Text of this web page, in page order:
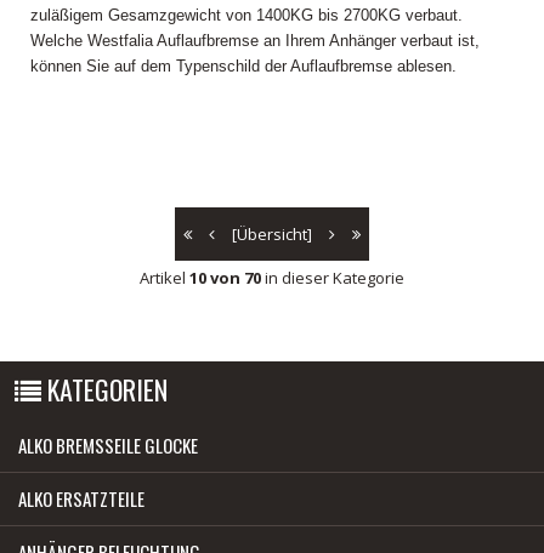
zuläßigem Gesamzgewicht von 1400KG bis 2700KG verbaut.
Welche Westfalia Auflaufbremse an Ihrem Anhänger verbaut ist,
können Sie auf dem Typenschild der Auflaufbremse ablesen.
[Übersicht]
Artikel 10 von 70in dieser Kategorie
KATEGORIEN
ALKO BREMSSEILE GLOCKE
ALKO ERSATZTEILE